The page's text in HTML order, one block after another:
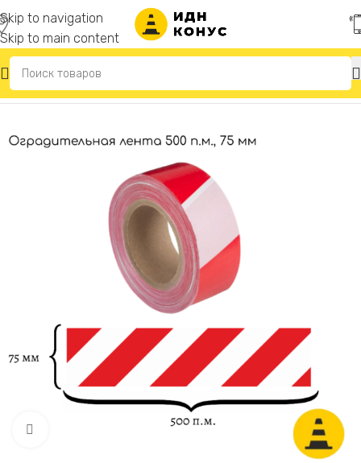
Skip to navigation
Skip to main content
Главная Сигнальные ленты оградительные
Нажмите, чтобы увеличить